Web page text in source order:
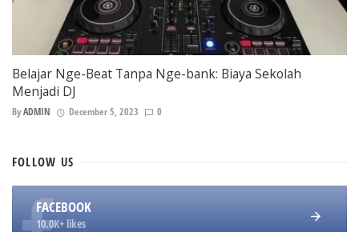
Belajar Nge-Beat Tanpa Nge-bank: Biaya Sekolah
Menjadi DJ
ByADMIN December 5, 2023 0
FOLLOW US
FACEBOOK
10.0K+ likes